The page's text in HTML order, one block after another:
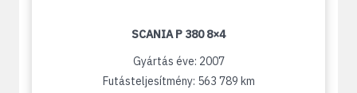
SCANIA P 380 8×4
Gyártás éve: 2007
Futásteljesítmény: 563 789 km